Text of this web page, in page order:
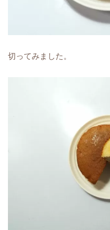
切ってみました。